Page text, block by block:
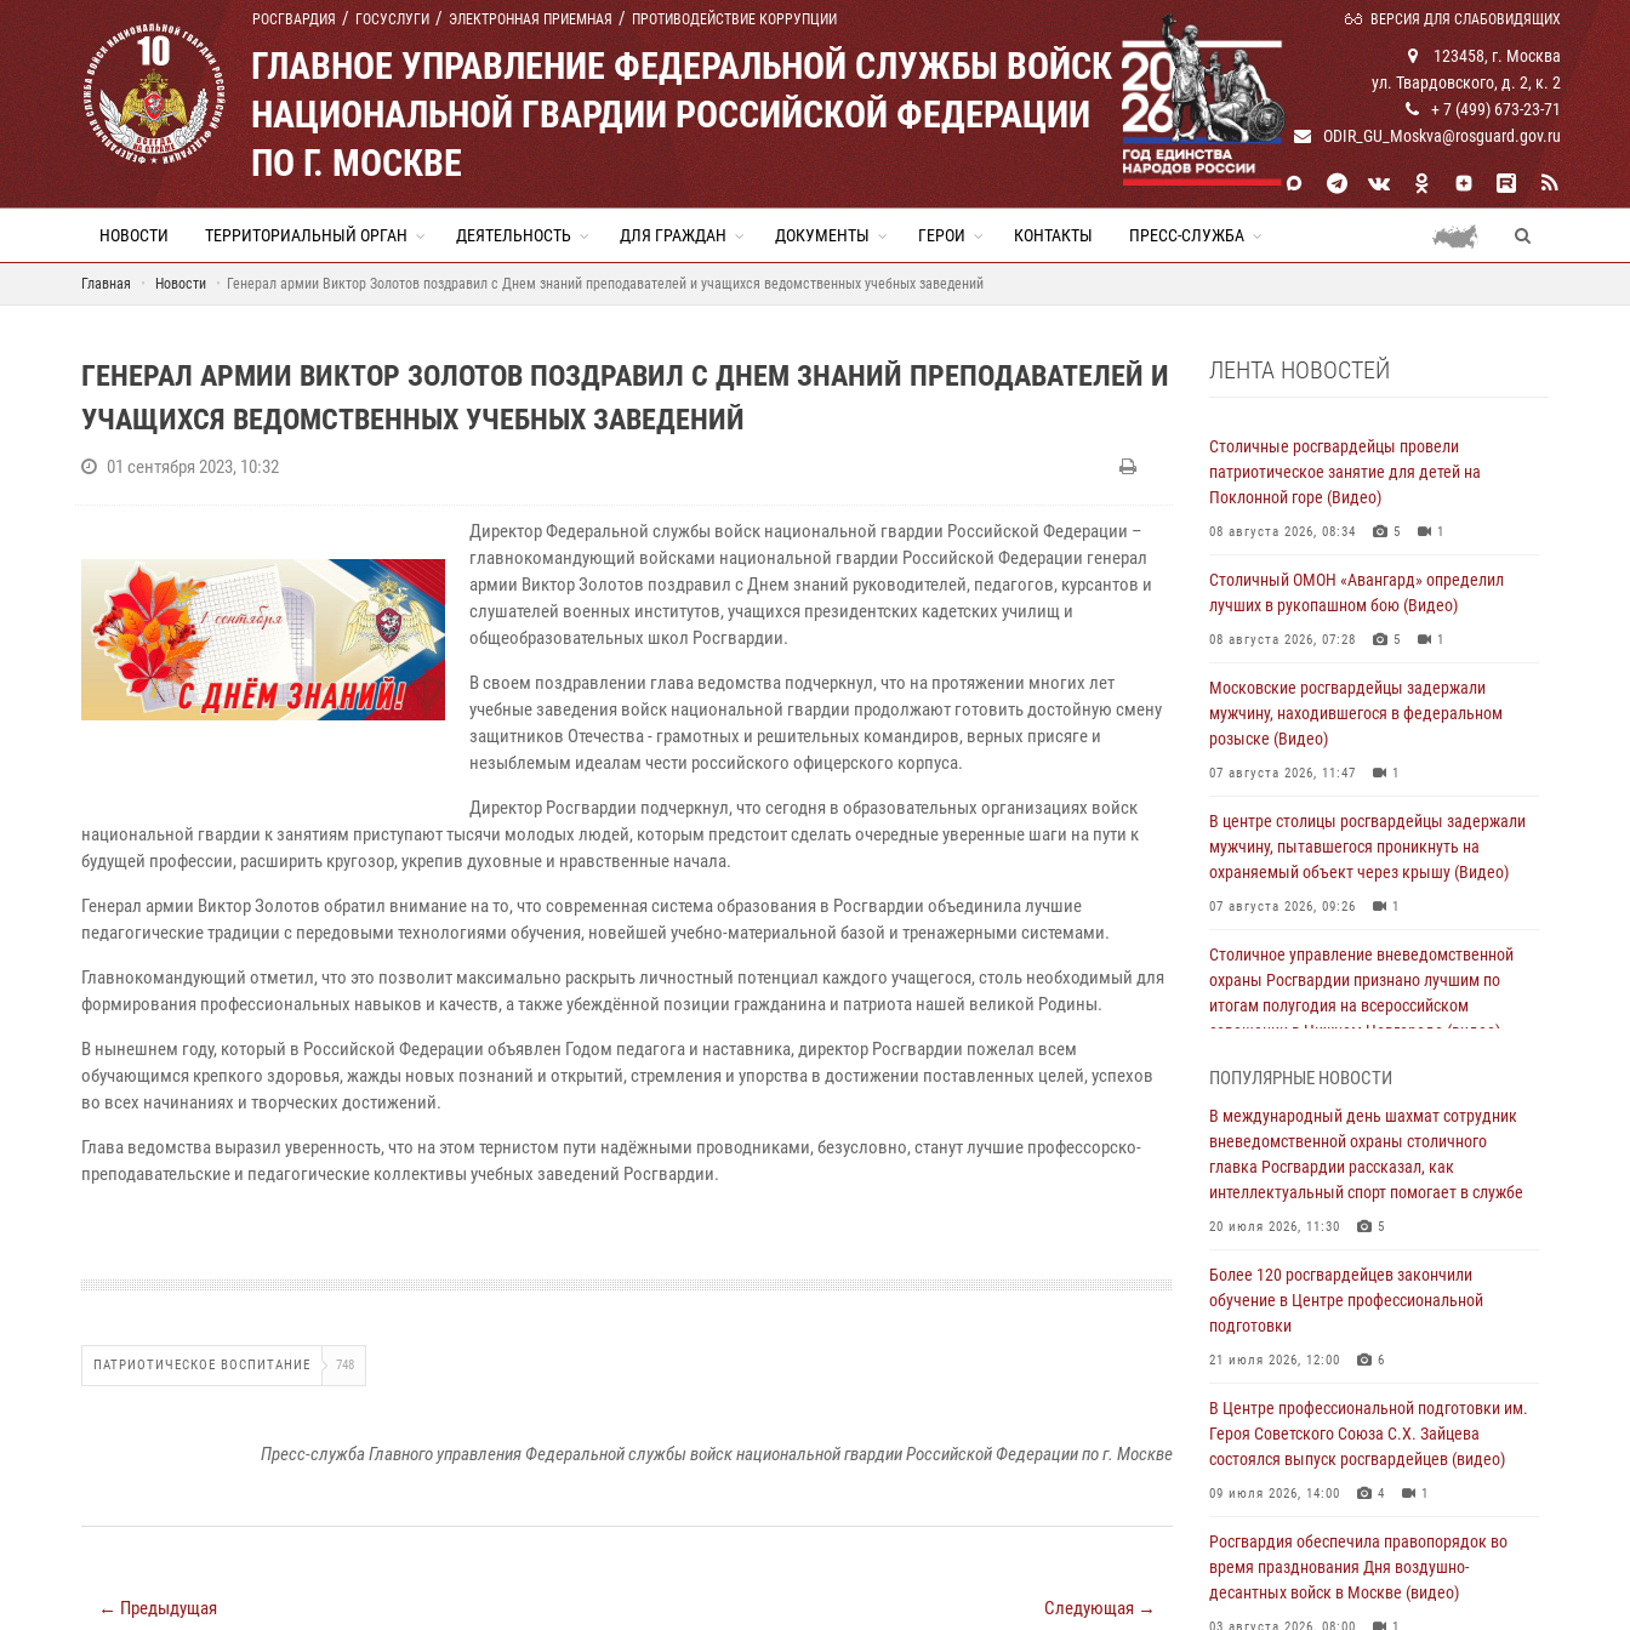
РОСГВАРДИЯ ГОСУСЛУГИ ЭЛЕКТРОННАЯ ПРИЕМНАЯ ПРОТИВОДЕЙСТВИЕ КОРРУПЦИИ ВЕРСИЯ ДЛЯ СЛАБОВИДЯЩИХ
ГЛАВНОЕ УПРАВЛЕНИЕ ФЕДЕРАЛЬНОЙ СЛУЖБЫ ВОЙСК
НАЦИОНАЛЬНОЙ ГВАРДИИ РОССИЙСКОЙ ФЕДЕРАЦИИ
ПО Г. МОСКВЕ
123458, г. Москва
ул. Твардовского, д. 2, к. 2
+ 7 (499) 673-23-71
ODIR_GU_Moskva@rosguard.gov.ru
НОВОСТИ ТЕРРИТОРИАЛЬНЫЙ ОРГАН ДЕЯТЕЛЬНОСТЬ ДЛЯ ГРАЖДАН ДОКУМЕНТЫ ГЕРОИ КОНТАКТЫ ПРЕСС-СЛУЖБА
Главная Новости Генерал армии Виктор Золотов поздравил с Днем знаний преподавателей и учащихся ведомственных учебных заведений
ГЕНЕРАЛ АРМИИ ВИКТОР ЗОЛОТОВ ПОЗДРАВИЛ С ДНЕМ ЗНАНИЙ ПРЕПОДАВАТЕЛЕЙ И
УЧАЩИХСЯ ВЕДОМСТВЕННЫХ УЧЕБНЫХ ЗАВЕДЕНИЙ
01 сентября 2023, 10:32
Директор Федеральной службы войск национальной гвардии Российской Федерации –
главнокомандующий войсками национальной гвардии Российской Федерации генерал
армии Виктор Золотов поздравил с Днем знаний руководителей, педагогов, курсантов и
слушателей военных институтов, учащихся президентских кадетских училищ и
общеобразовательных школ Росгвардии.
В своем поздравлении глава ведомства подчеркнул, что на протяжении многих лет
учебные заведения войск национальной гвардии продолжают готовить достойную смену
защитников Отечества - грамотных и решительных командиров, верных присяге и
незыблемым идеалам чести российского офицерского корпуса.
Директор Росгвардии подчеркнул, что сегодня в образовательных организациях войск
национальной гвардии к занятиям приступают тысячи молодых людей, которым предстоит сделать очередные уверенные шаги на пути к
будущей профессии, расширить кругозор, укрепив духовные и нравственные начала.
Генерал армии Виктор Золотов обратил внимание на то, что современная система образования в Росгвардии объединила лучшие
педагогические традиции с передовыми технологиями обучения, новейшей учебно-материальной базой и тренажерными системами.
Главнокомандующий отметил, что это позволит максимально раскрыть личностный потенциал каждого учащегося, столь необходимый для
формирования профессиональных навыков и качеств, а также убеждённой позиции гражданина и патриота нашей великой Родины.
В нынешнем году, который в Российской Федерации объявлен Годом педагога и наставника, директор Росгвардии пожелал всем
обучающимся крепкого здоровья, жажды новых познаний и открытий, стремления и упорства в достижении поставленных целей, успехов
во всех начинаниях и творческих достижений.
Глава ведомства выразил уверенность, что на этом тернистом пути надёжными проводниками, безусловно, станут лучшие профессорско-
преподавательские и педагогические коллективы учебных заведений Росгвардии.
ПАТРИОТИЧЕСКОЕ ВОСПИТАНИЕ 748
Пресс-служба Главного управления Федеральной службы войск национальной гвардии Российской Федерации по г. Москве
← Предыдущая Следующая →
ЛЕНТА НОВОСТЕЙ
Столичные росгвардейцы провели
патриотическое занятие для детей на
Поклонной горе (Видео)
08 августа 2026, 08:34 5 1
Столичный ОМОН «Авангард» определил
лучших в рукопашном бою (Видео)
08 августа 2026, 07:28 5 1
Московские росгвардейцы задержали
мужчину, находившегося в федеральном
розыске (Видео)
07 августа 2026, 11:47 1
В центре столицы росгвардейцы задержали
мужчину, пытавшегося проникнуть на
охраняемый объект через крышу (Видео)
07 августа 2026, 09:26 1
Столичное управление вневедомственной
охраны Росгвардии признано лучшим по
итогам полугодия на всероссийском
совещании в Нижнем Новгороде (видео)
Столичные росгвардейцы задержали троих
мужчин, устроивших пьяный дебош в баре
(видео)
06 августа 2026, 11:20 1
безопасность на футбольном матче в Москве
обеспечила Росгвардия (видео)
06 августа 2026, 08:30
мужчину, устроившего дебош в букмекерской
конторе (Видео)
05 августа 2026, 12:39 1
безопасность проведения футбольного матча
Кубка России (Видео)
05 августа 2026, 12:35 1
ПОПУЛЯРНЫЕ НОВОСТИ
В международный день шахмат сотрудник
вневедомственной охраны столичного
главка Росгвардии рассказал, как
интеллектуальный спорт помогает в службе
20 июля 2026, 11:30 5
Более 120 росгвардейцев закончили
обучение в Центре профессиональной
подготовки
21 июля 2026, 12:00 6
В Центре профессиональной подготовки им.
Героя Советского Союза С.Х. Зайцева
состоялся выпуск росгвардейцев (видео)
09 июля 2026, 14:00 4 1
Росгвардия обеспечила правопорядок во
время празднования Дня воздушно-
десантных войск в Москве (видео)